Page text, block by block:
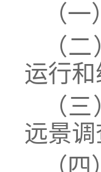
（
（
运行和
（
远景
（